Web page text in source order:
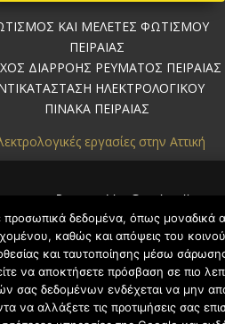
ΚΑΙ ΜΕΛΕΤΕΣ ΦΩΤΙΣΜΟΥ
ΠΕΙΡΑΙΑΣ
ΔΙΑΡΡΟΗΣ ΡΕΥΜΑΤΟΣ ΠΕΙΡΑΙΑΣ
ΗΛΕΚΤΡΟΛΟΓΙΚΟΥ
ΠΙΝΑΚΑ ΠΕΙΡΑΙΑΣ
εργασίες στην Αττική
Powered by Greekonline.gr
δεδομένα, όπως μοναδικά
καθώς και απόψεις του
και ταυτοποίησης μέσω
να αποκτήσετε πρόσβαση σε πιο
σας δεδομένων ενδέχεται να μην
να αλλάξετε τις προτιμήσεις σας